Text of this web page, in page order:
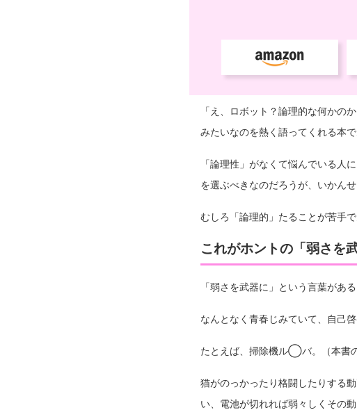
「え、ロボット？論理的な何かの
みたいなのを熱く語ってくれる本で
「論理性」がなくて悩んでいる人
を選ぶべきなのだろうが、いかん
むしろ「論理的」たることが苦手
これがホントの「弱さを
「弱さを武器に」という言葉がある
なんとなく青春じみていて、自己
たとえば、掃除機ル◯バ。（本書
猫がのっかったり格闘したりする
い、電池が切れれば弱々しくその